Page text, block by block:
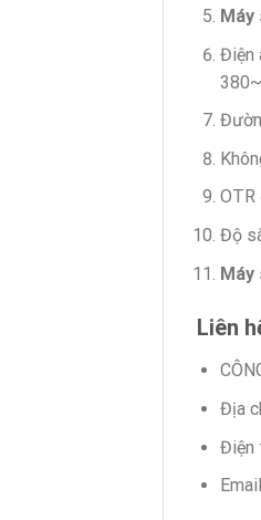
Máy
Điện
OTR
Độ
Máy
Liên
Địa
Điện